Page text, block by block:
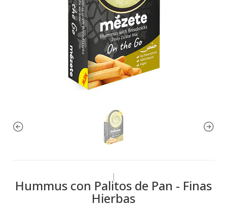
|
Hummus con Palitos de Pan - Finas
Hierbas